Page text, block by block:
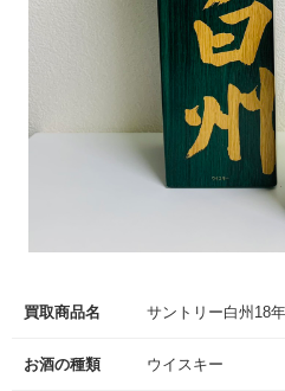
買取商品名 サントリー白州18
お酒の種類 ウイスキー